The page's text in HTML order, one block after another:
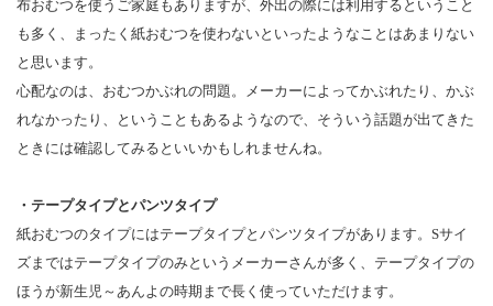
布おむつを使うご家庭もありますが、外出の際には利用するということ
も多く、まったく紙おむつを使わないといったようなことはあまりない
と思います。
心配なのは、おむつかぶれの問題。メーカーによってかぶれたり、かぶ
れなかったり、ということもあるようなので、そういう話題が出てきた
ときには確認してみるといいかもしれませんね。
・テープタイプとパンツタイプ
紙おむつのタイプにはテープタイプとパンツタイプがあります。Sサイ
ズまではテープタイプのみというメーカーさんが多く、テープタイプの
ほうが新生児～あんよの時期まで長く使っていただけます。